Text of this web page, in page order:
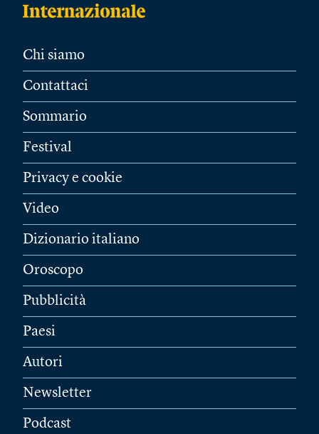
Chi siamo
Contattaci
Sommario
Festival
Privacy e cookie
Video
Dizionario italiano
Oroscopo
Pubblicità
Paesi
Autori
Newsletter
Podcast